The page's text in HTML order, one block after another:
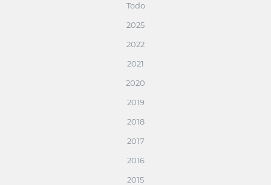
Todo
2025
2022
2021
2020
2019
2018
2017
2016
2015